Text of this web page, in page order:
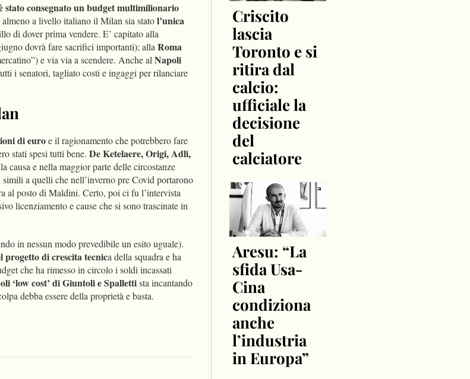
stato consegnato un budget multimilionario
almeno a livello italiano il Milan sia statol’unica
di dover prima vendere. E’ capitato alla
dovrà fare sacrifici importanti); allaRoma
e via via a scendere. Anche alNapoli
i senatori, tagliato costi e ingaggi per rilanciare
di euroe il ragionamento che potrebbero fare
stati spesi tutti bene. De Ketelaere, Origi, Adli,
causa e nella maggior parte delle circostanze
a quelli che nell’inverno pre Covid portarono
al posto di Maldini. Certo, poi ci fu l’intervista
licenziamento e cause che si sono trascinate in
in nessun modo prevedibile un esito uguale).
progetto di crescita tecnica della squadra e ha
che ha rimesso in circolo i soldi incassati
‘low cost’ di Giuntoli e Spallettista incantando
debba essere della proprietà e basta.
Criscito
lascia
Toronto e si
ritira dal
calcio:
ufficiale la
decisione
del
calciatore
Aresu: “La
sfida Usa-
Cina
condiziona
anche
l’industria
in Europa”